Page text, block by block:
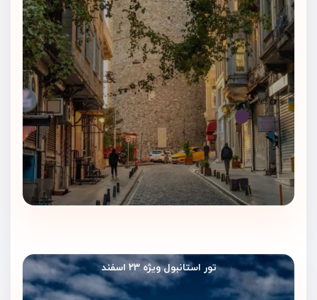
تور استانبول ویژه ۲۳ اسفند